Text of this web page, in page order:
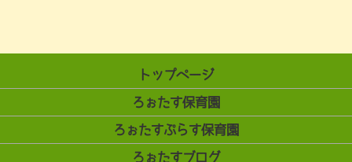
トップページ
ろぉたす保育園
ろぉたすぷらす保育園
ろぉたすブログ